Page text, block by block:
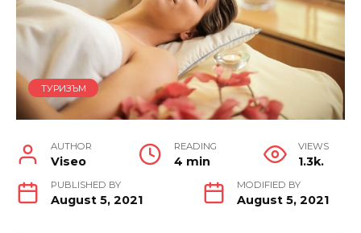
ТУРИЗЪМ
AUTHOR
Viseo
READING
4 min
VIEWS
1.3k.
PUBLISHED BY
August 5, 2021
MODIFIED BY
August 5, 2021